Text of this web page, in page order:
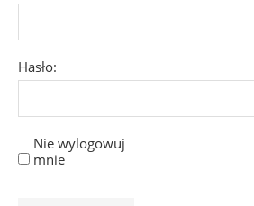
Hasło:
Nie wylogowuj
mnie